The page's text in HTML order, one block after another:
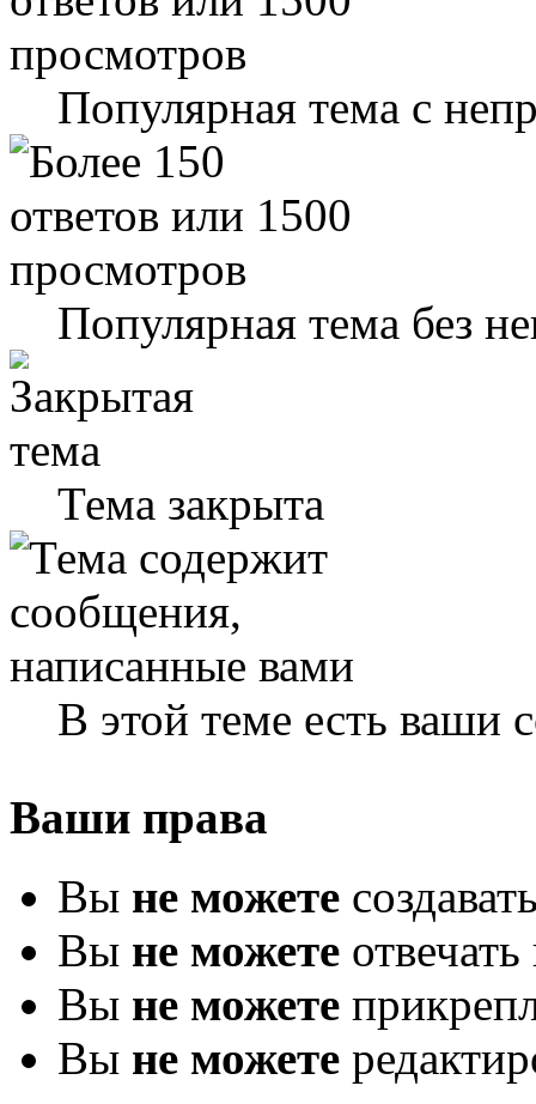
Популярная тема с
Популярная тема без
Тема закрыта
В этой теме есть ваши
Ваши права
Вы не можете
Вы не можете
Вы не можете
Вы не можете